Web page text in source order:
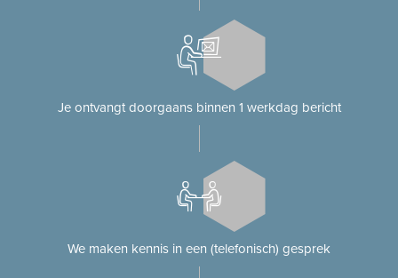
Je ontvangt doorgaans binnen 1 werkdag bericht
We maken kennis in een (telefonisch) gesprek